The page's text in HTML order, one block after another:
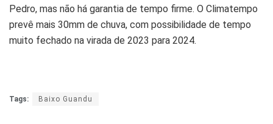
Pedro, mas não há garantia de tempo firme. O Climatempo
prevê mais 30mm de chuva, com possibilidade de tempo
muito fechado na virada de 2023 para 2024.
Tags: Baixo Guandu